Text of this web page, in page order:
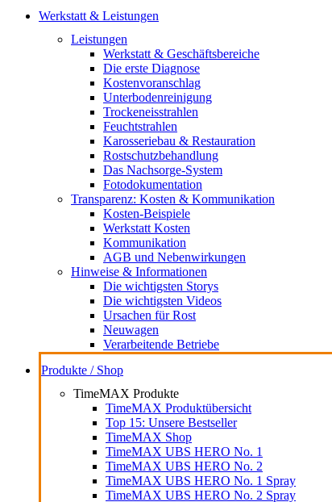
Werkstatt & Leistungen
Leistungen
Werkstatt & Geschäftsbereiche
Die erste Diagnose
Kostenvoranschlag
Unterbodenreinigung
Trockeneisstrahlen
Feuchtstrahlen
Karosseriebau & Restauration
Rostschutzbehandlung
Das Nachsorge-System
Fotodokumentation
Transparenz: Kosten & Kommunikation
Kosten-Beispiele
Werkstatt Kosten
Kommunikation
AGB und Nebenwirkungen
Hinweise & Informationen
Die wichtigsten Storys
Die wichtigsten Videos
Ursachen für Rost
Neuwagen
Verarbeitende Betriebe
Produkte / Shop
TimeMAX Produkte
TimeMAX Produktübersicht
Top 15: Unsere Bestseller
TimeMAX Shop
TimeMAX UBS HERO No. 1
TimeMAX UBS HERO No. 2
TimeMAX UBS HERO No. 1 Spray
TimeMAX UBS HERO No. 2 Spray